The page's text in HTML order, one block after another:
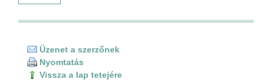
Üzenet a szerzőnek
Nyomtatás
Vissza a lap tetejére